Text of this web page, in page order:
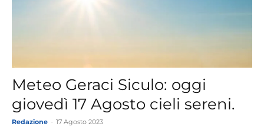
Meteo Geraci Siculo: oggi
giovedì 17 Agosto cieli sereni.
Redazione 17 Agosto 2023